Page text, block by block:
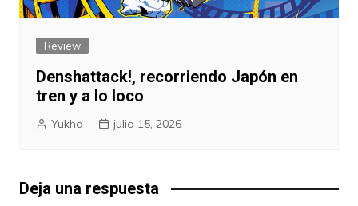
Review
Denshattack!, recorriendo Japón en
tren y a lo loco
Yukha julio 15, 2026
Deja una respuesta